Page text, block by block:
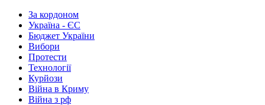
За кордоном
Україна - ЄС
Бюджет України
Вибори
Протести
Технології
Курйози
Війна в Криму
Війна з рф